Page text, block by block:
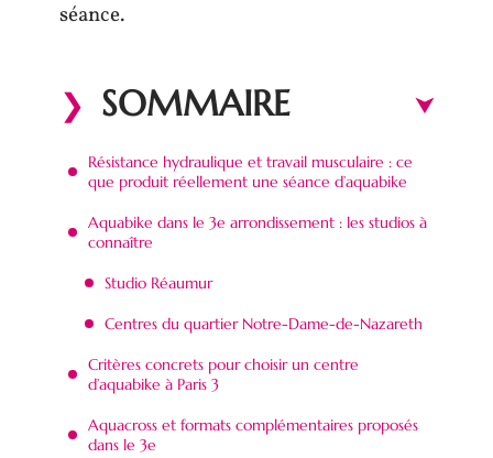
séance.
SOMMAIRE
Résistance hydraulique et travail musculaire : ce
que produit réellement une séance d’aquabike
Aquabike dans le 3e arrondissement : les studios à
connaître
Studio Réaumur
Centres du quartier Notre-Dame-de-Nazareth
Critères concrets pour choisir un centre
d’aquabike à Paris 3
Aquacross et formats complémentaires proposés
dans le 3e